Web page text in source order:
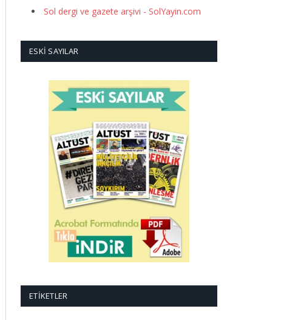
Sol dergi ve gazete arşivi - SolYayin.com
ESKI SAYILAR
ETIKETLER